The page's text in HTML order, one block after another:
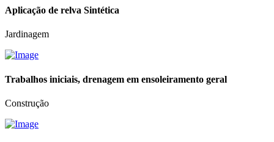
Aplicação de relva Sintética
Jardinagem
Trabalhos iniciais, drenagem em ensoleiramento geral
Construção